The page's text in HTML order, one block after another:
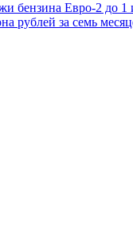
бензина Евро-2 до 1
рублей за семь